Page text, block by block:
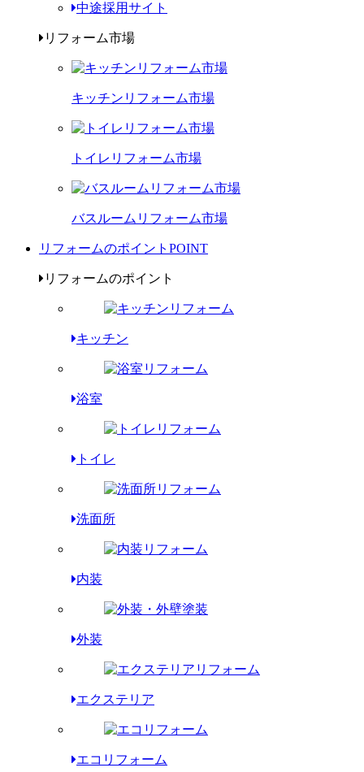
中途採用サイト
リフォーム市場
キッチンリフォーム市場
トイレリフォーム市場
バスルームリフォーム市場
リフォームのポイント POINT
リフォームのポイント
キッチン
浴室
トイレ
洗面所
内装
外装
エクステリア
エコリフォーム